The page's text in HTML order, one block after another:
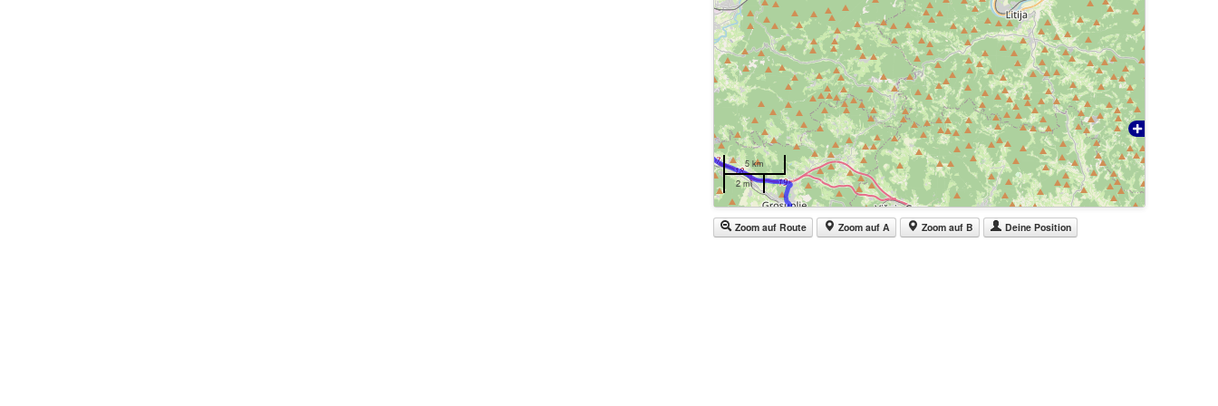
5 km
2 mi
Zoom auf Route Zoom auf A Zoom auf B Deine Position